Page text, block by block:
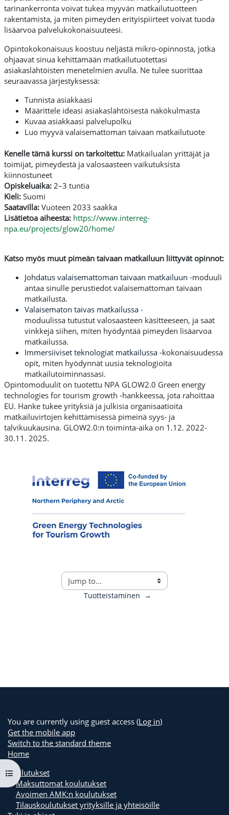
Open course index
tarinankerronta voivat tukea myyvän matkailutuotteen
rakentamista, ja miten pimeyden erityispiirteet voivat tuoda
lisäarvoa palvelukokonaisuuteesi.
Opintokokonaisuus koostuu neljästä mikro-opinnosta, jotka
ohjaavat sinua kehittämään matkailutuotettasi
asiakaslähtöisten menetelmien avulla. Ne tulee suorittaa
seuraavassa järjestyksessä:
Tunnista asiakkaasi
Määrittele ideasi asiakaslähtöisestä näkökulmasta
Kuvaa asiakkaasi palvelupolku
Luo myyvä valaisemattoman taivaan matkailutuote
Kenelle tämä kurssi on tarkoitettu: Matkailualan yrittäjät ja
toimijat, pimeydestä ja valosaasteen vaikutuksista
kiinnostuneet
Opiskeluaika: 2–3 tuntia
Kieli: Suomi
Saatavilla: Vuoteen 2033 saakka
Lisätietoa aiheesta: https://www.interreg-
npa.eu/projects/glow20/home/
Katso myös muut pimeän taivaan matkailuun liittyvät opinnot:
Johdatus valaisemattoman taivaan matkailuun -moduuli
antaa sinulle perustiedot valaisemattoman taivaan
matkailusta.
Valaisematon taivas matkailussa -
moduulissa tutustut valosaasteen käsitteeseen, ja saat
vinkkejä siihen, miten hyödyntää pimeyden lisäarvoa
matkailussa.
Immersiiviset teknologiat matkailussa -kokonaisuudessa
opit, miten hyödynnät uusia teknologioita
matkailutoiminnassasi.
Opintomoduulit on tuotettu NPA GLOW2.0 Green energy
technologies for tourism growth -hankkeessa, jota rahoittaa
EU. Hanke tukee yrityksiä ja julkisia organisaatioita
matkailuvirtojen kehittämisessä pimeinä syys- ja
talvikuukausina. GLOW2.0:n toiminta-aika on 1.12. 2022-
30.11. 2025.
→
Tuotteistaminen
You are currently using guest access (Log in)
Get the mobile app
Switch to the standard theme
Home
Koulutukset
Maksuttomat koulutukset
Avoimen AMK:n koulutukset
Tilauskoulutukset yrityksille ja yhteisöille